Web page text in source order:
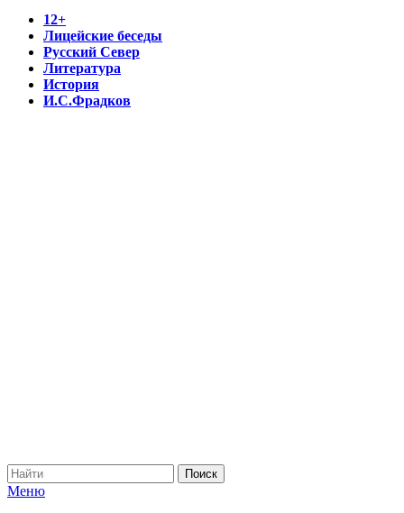
12+
Лицейские беседы
Русский Север
Литература
История
И.С.Фрадков
Меню